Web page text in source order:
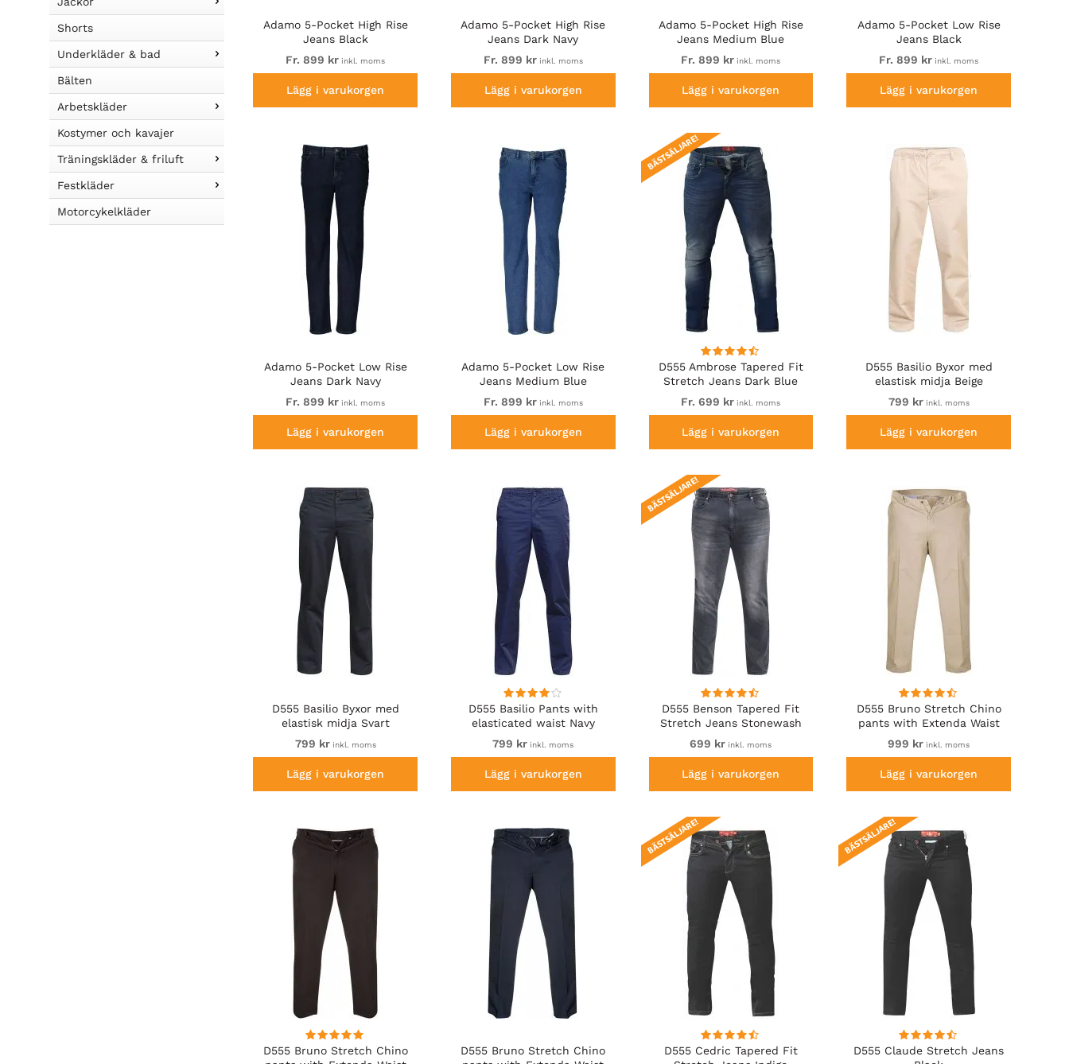
Shorts
Underkläder & bad
Bälten
Arbetskläder
Kostymer och kavajer
Träningskläder & friluft
Festkläder
Motorcykelkläder
Adamo 5-Pocket High Rise
Jeans Black
Fr. 899 kr inkl. moms
Lägg i varukorgen
Adamo 5-Pocket High Rise
Jeans Dark Navy
Fr. 899 krinkl. moms
Lägg i varukorgen
Adamo 5-Pocket High Rise
Jeans Medium Blue
Fr. 899 kr inkl. moms
Lägg i varukorgen
Adamo 5-Pocket Low Rise
Jeans Black
Fr. 899 kr inkl. moms
Lägg i varukorgen
Adamo 5-Pocket Low Rise
Jeans Dark Navy
Fr. 899 kr inkl. moms
Lägg i varukorgen
Adamo 5-Pocket Low Rise
Jeans Medium Blue
Fr. 899 krinkl. moms
Lägg i varukorgen
D555 Ambrose Tapered Fit
Stretch Jeans Dark Blue
BÄSTSÄLJARE!
Fr. 699 kr inkl. moms
Lägg i varukorgen
D555 Basilio Byxor med
elastisk midja Beige
799 krinkl. moms
Lägg i varukorgen
D555 Basilio Byxor med
elastisk midja Svart
799 krinkl. moms
Lägg i varukorgen
D555 Basilio Pants with
elasticated waist Navy
799 kr inkl. moms
Lägg i varukorgen
D555 Benson Tapered Fit
Stretch Jeans Stonewash
BÄSTSÄLJARE!
699 kr inkl. moms
Lägg i varukorgen
D555 Bruno Stretch Chino
pants with Extenda Waist
Beige
999 kr inkl. moms
Lägg i varukorgen
D555 Bruno Stretch Chino
D555 Bruno Stretch Chino
D555 Cedric Tapered Fit
BÄSTSÄLJARE!
D555 Claude Stretch Jeans
BÄSTSÄLJARE!